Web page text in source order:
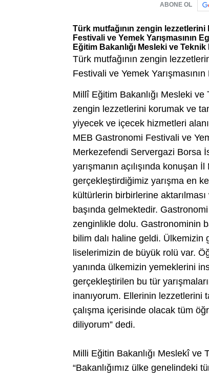
ABONE OL
Türk mutfağının zengin
Festivali ve Yemek Yarışmasının
Eğitim Bakanlığı Mesleki ve
Türk mutfağının zengin
Festivali ve Yemek
Millî Eğitim Bakanlığı Mesleki
zengin lezzetlerini korumak ve
yiyecek ve içecek hizmetleri
MEB Gastronomi Festivali ve
Merkezefendi Servergazi Borsa
yarışmanın açılışında konuşan
gerçekleştirdiğimiz yarışma en
kültürlerin birbirlerine
başında gelmektedir.
zenginlikle dolu. Gastronominin
bilim dalı haline geldi. Ülkemizin
liselerimizin de büyük rolü var.
yanında ülkemizin yemeklerini
gerçekleştirilen bu tür
inanıyorum. Ellerinin lezzetlerini
çalışma içerisinde olacak tüm
diliyorum” dedi.
Milli Eğitin Bakanlığı Meslekî ve
“Bakanlığımız ülke genelindeki